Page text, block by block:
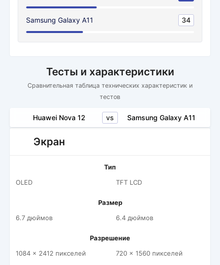
Samsung Galaxy A11 34
Тесты и характеристики
Сравнительная таблица технических характеристик и
тестов
Huawei Nova 12 vs Samsung Galaxy A11
Экран
Тип
OLED
TFT LCD
Размер
6.7 дюймов
6.4 дюймов
Разрешение
1084 x 2412 пикселей
720 x 1560 пикселей